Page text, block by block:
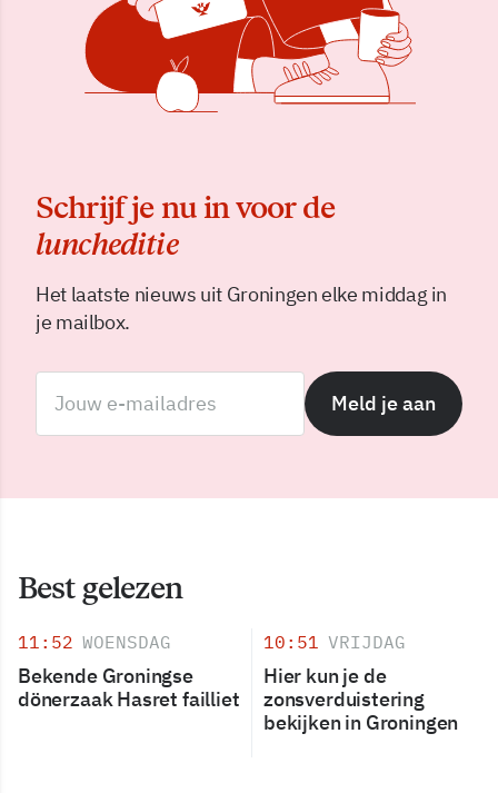
Schrijf je nu in voor de
luncheditie
Het laatste nieuws uit Groningen elke middag in
je mailbox.
Meld je aan
Best gelezen
11:52 WOENSDAG
Bekende Groningse
dönerzaak Hasret failliet
10:51 VRIJDAG
Hier kun je de
zonsverduistering
bekijken in Groningen